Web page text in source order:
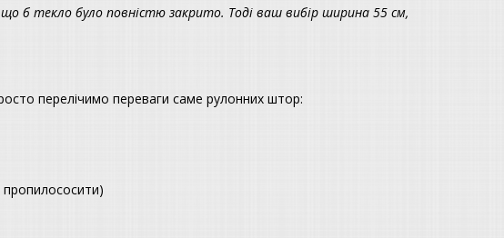
б текло було повністю закрито. Тоді ваш вибір ширина 55 см,
перелічимо переваги саме рулонних штор: